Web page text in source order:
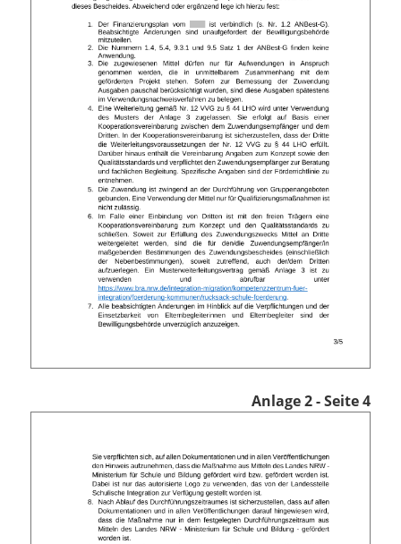
Anlage 2 - Seite 4